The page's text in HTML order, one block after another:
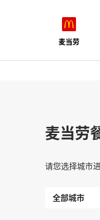
麦当劳
麦当劳
请您选择城市